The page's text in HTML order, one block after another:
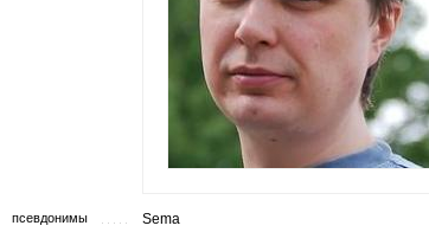
псевдонимы Sema